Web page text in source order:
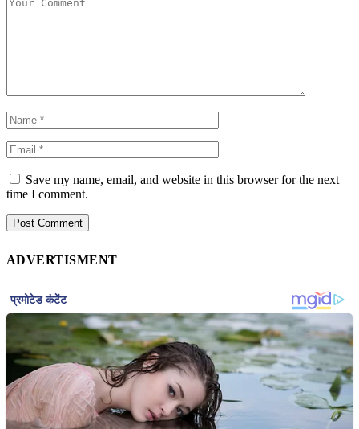
Save my name, email, and website in this browser for the next
time I comment.
ADVERTISMENT